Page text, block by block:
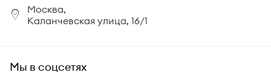
Юридическая информация
Москва,
Каланчевская улица, 16/1
Мы в соцсетях